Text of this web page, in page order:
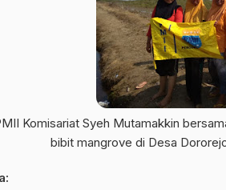
Komisariat Syeh Mutamakkin
bibit mangrove di Desa